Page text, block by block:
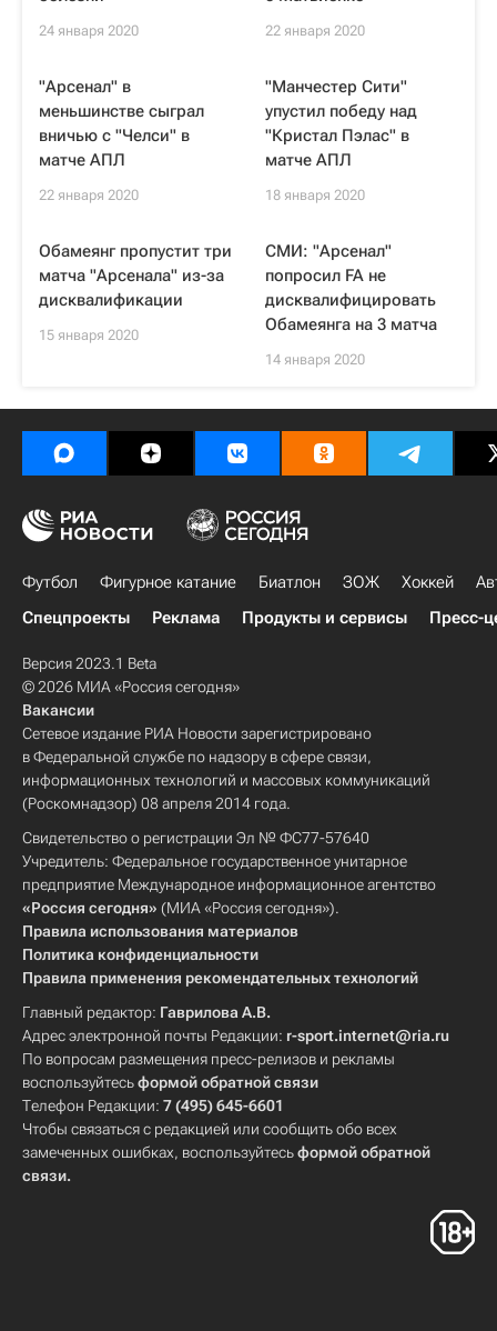
24 января 2020 22 января 2020
"Арсенал" в
меньшинстве сыграл
вничью с "Челси" в
матче АПЛ
22 января 2020
"Манчестер Сити"
упустил победу над
"Кристал Пэлас" в
матче АПЛ
18 января 2020
Обамеянг пропустит три
матча "Арсенала" из-за
дисквалификации
15 января 2020
СМИ: "Арсенал"
попросил FA не
дисквалифицировать
Обамеянга на 3 матча
14 января 2020
Футбол Фигурное катание Биатлон ЗОЖ Хоккей
Спецпроекты
Реклама Продукты и сервисы Пресс-
Версия 2023.1 Beta
© 2026 МИА «Россия сегодня»
Вакансии
Сетевое издание РИА Новости зарегистрировано
в Федеральной службе по надзору в сфере связи,
информационных технологий и массовых коммуникаций
(Роскомнадзор) 08 апреля 2014 года.
Свидетельство о регистрации Эл № ФС77-57640
Учредитель: Федеральное государственное унитарное
предприятие Международное информационное агентство
«Россия сегодня» (МИА «Россия сегодня»).
Правила использования материалов
Политика конфиденциальности
Правила применения рекомендательных технологий
Главный редактор: Гаврилова А.В.
Адрес электронной почты Редакции: r-sport.internet@ria.ru
По вопросам размещения пресс-релизов и рекламы
воспользуйтесьформой обратной связи
Телефон Редакции: 7 (495) 645-6601
Чтобы связаться с редакцией или сообщить обо всех
замеченных ошибках, воспользуйтесьформой обратной
связи.